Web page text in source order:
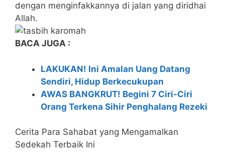
dengan menginfakkannya di jalan yang diridhai
Allah.
BACA JUGA :
LAKUKAN! Ini Amalan Uang Datang
Sendiri, Hidup Berkecukupan
AWAS BANGKRUT! Begini 7 Ciri-Ciri
Orang Terkena Sihir Penghalang Rezeki
Cerita Para Sahabat yang Mengamalkan
Sedekah Terbaik Ini